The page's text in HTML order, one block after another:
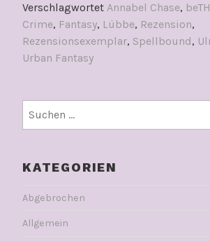
Verschlagwortet Annabel Chase,
Crime, Fantasy, Lübbe, Rezension,
Rezensionsexemplar, Spellbound,
Urban Fantasy
nach:
KATEGORIEN
Abgebrochen
Allgemein